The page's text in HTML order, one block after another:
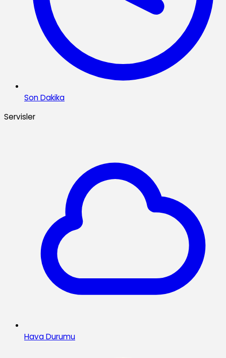
Son Dakika
Servisler
Hava Durumu